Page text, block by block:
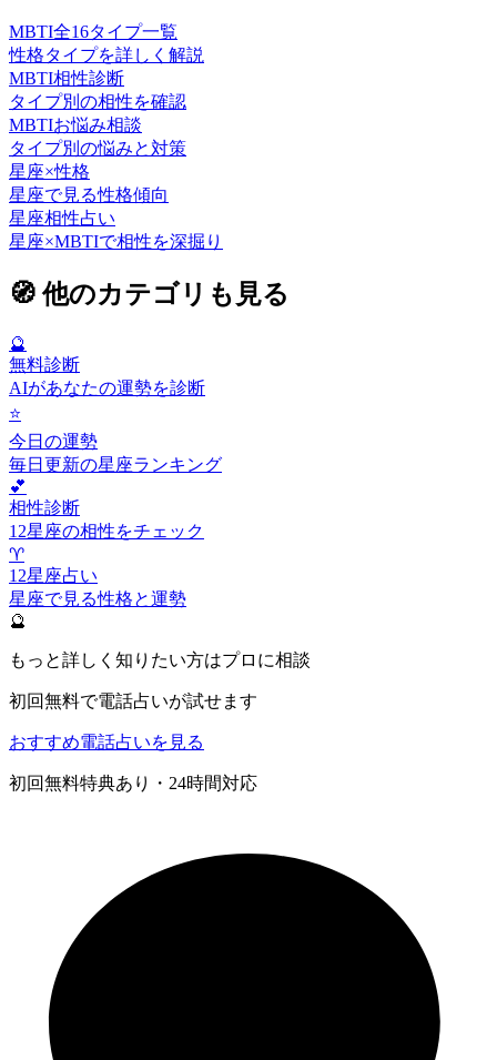
MBTI全16タイプ一覧
性格タイプを詳しく解説
MBTI相性診断
タイプ別の相性を確認
MBTIお悩み相談
タイプ別の悩みと対策
星座×性格
星座で見る性格傾向
星座相性占い
星座×MBTIで相性を深掘り
🧭他のカテゴリも見る
🔮
無料診断
AIがあなたの運勢を診断
⭐
今日の運勢
毎日更新の星座ランキング
💕
相性診断
12星座の相性をチェック
♈
12星座占い
星座で見る性格と運勢
🔮
もっと詳しく知りたい方はプロに相談
初回無料で電話占いが試せます
おすすめ電話占いを見る
初回無料特典あり・24時間対応